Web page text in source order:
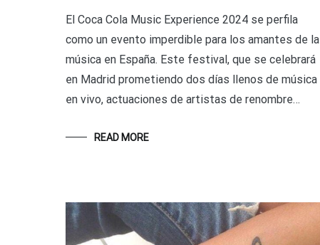
El Coca Cola Music Experience 2024 se perfila
como un evento imperdible para los amantes de la
música en España. Este festival, que se celebrará
en Madrid prometiendo dos días llenos de música
en vivo, actuaciones de artistas de renombre…
READ MORE